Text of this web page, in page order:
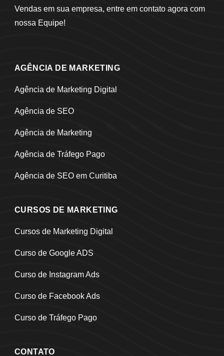
Vendas em sua empresa, entre em contato agora com
nossa Equipe!
AGÊNCIA DE MARKETING
Agência de Marketing Digital
Agência de SEO
Agência de Marketing
Agência de Tráfego Pago
Agência de SEO em Curitiba
CURSOS DE MARKETING
Cursos de Marketing Digital
Curso de Google ADS
Curso de Instagram Ads
Curso de Facebook Ads
Curso de Tráfego Pago
CONTATO